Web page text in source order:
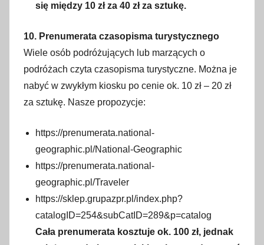
się między 10 zł za 40 zł za sztukę.
10. Prenumerata czasopisma turystycznego
Wiele osób podróżujących lub marzących o
podróżach czyta czasopisma turystyczne. Można je
nabyć w zwykłym kiosku po cenie ok. 10 zł – 20 zł
za sztukę. Nasze propozycje:
https://prenumerata.national-
geographic.pl/National-Geographic
https://prenumerata.national-
geographic.pl/Traveler
https://sklep.grupazpr.pl/index.php?
catalogID=254&subCatID=289&p=catalog
Cała prenumerata kosztuje ok. 100 zł, jednak